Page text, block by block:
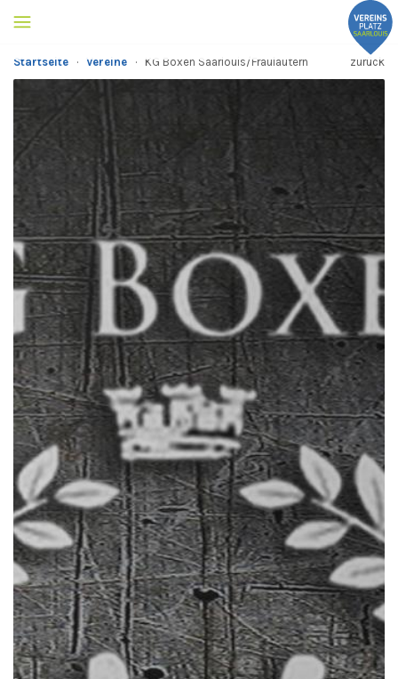
Startseite · Vereine · KG Boxen Saarlouis/Fraulautern zurück